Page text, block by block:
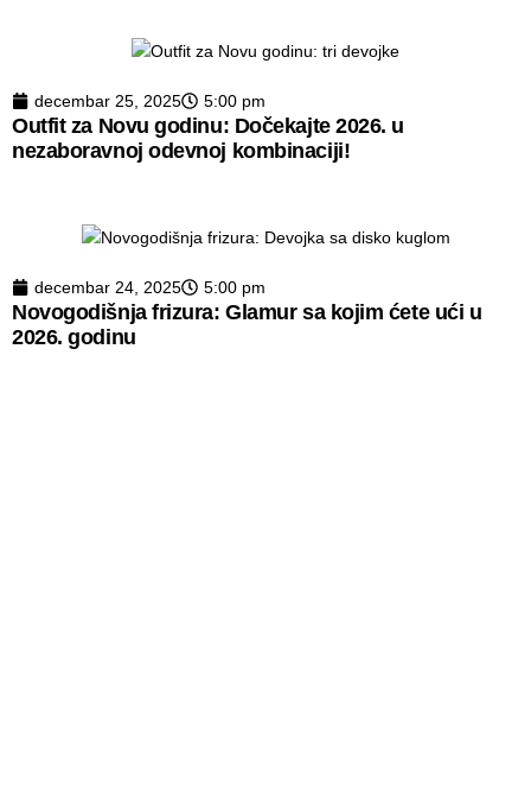
decembar 25, 2025 5:00 pm
Outfit za Novu godinu: Dočekajte 2026. u
nezaboravnoj odevnoj kombinaciji!
decembar 24, 2025 5:00 pm
Novogodišnja frizura: Glamur sa kojim ćete ući u
2026. godinu